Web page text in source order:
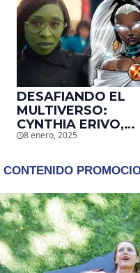
DESAFIANDO EL
MULTIVERSO:
CYNTHIA ERIVO,
PROTAGONISTA DE
SER STORM EN EL
8 enero, 2025